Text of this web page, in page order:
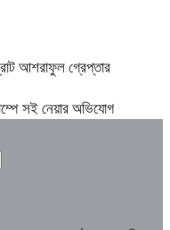
আশরাফুল গ্রেপ্তার
সই নেয়ার অভিযোগ